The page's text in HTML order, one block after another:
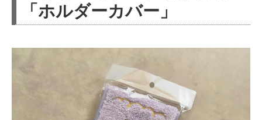
「ホルダーカバー」